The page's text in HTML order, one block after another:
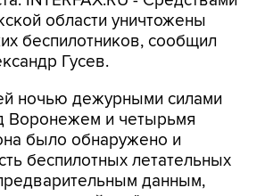
Гусев.
ночью дежурными силами
было обнаружено и
беспилотных летательных
данным,
разрушений нет", - написал
в мессенджере Max.